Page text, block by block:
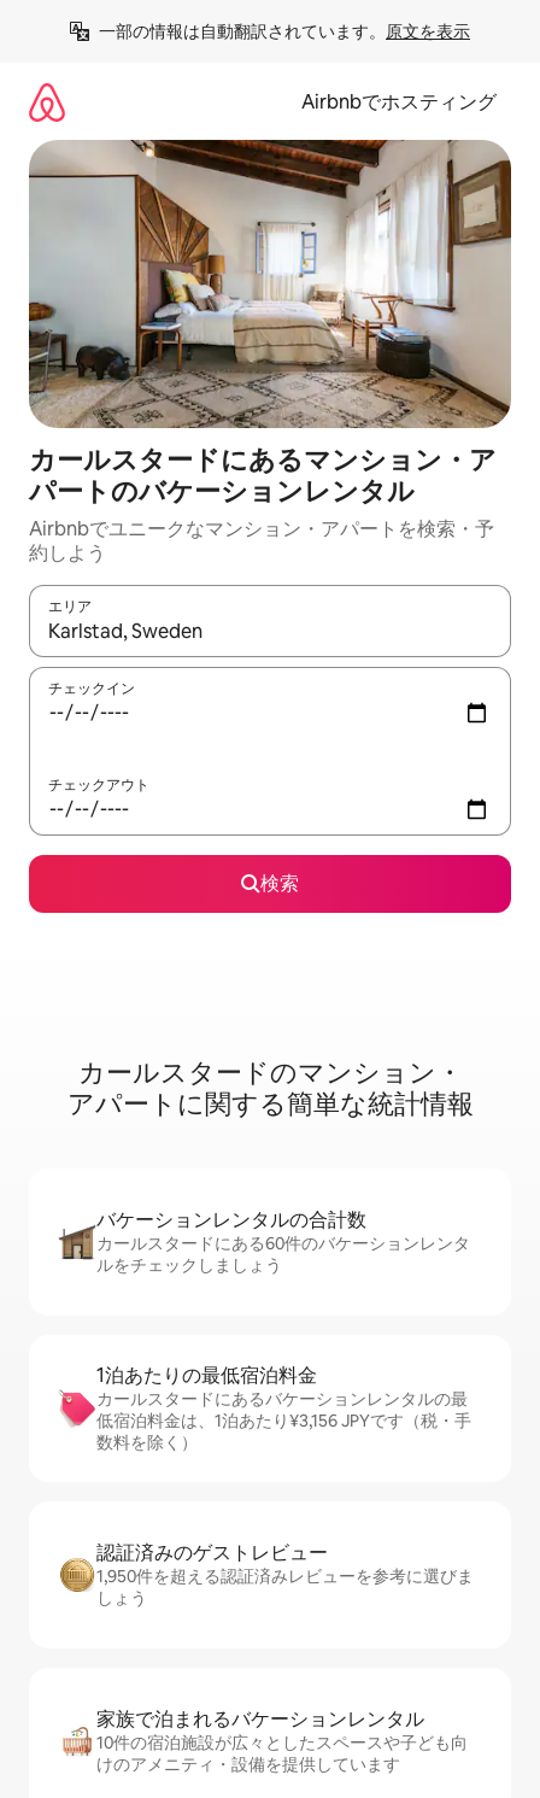
一部の情報は自動翻訳されています。 原文を表示
Airbnbでホスティング
カールスタードにあるマンション・ア
パートのバケーションレンタル
Airbnbでユニークなマンション・アパートを検索・予
約しよう
エリア
検索結果が表示されたら、上下の矢印キーを使って移動するか
チェックイン
チェックアウト
検索
カールスタードのマ⁠ン⁠シ⁠ョ⁠ン・
ア⁠パ⁠ー⁠ト⁠に関⁠す⁠る簡⁠単⁠な統⁠計⁠情⁠報
バケーションレ⁠ン⁠タ⁠ル⁠の合⁠計⁠数
カールスタードにある60件のバケーションレンタ
ルをチェックしましょう
1泊あたりの最⁠低⁠宿⁠泊⁠料⁠金
カールスタードにあるバケーションレンタルの最
低宿泊料金は、1泊あたり¥3,156 JPYです（税・手
数料を除く）
認証済みのゲ⁠ス⁠ト⁠レ⁠ビ⁠ュ⁠ー
1,950件を超える認証済みレビューを参考に選びま
しょう
家族で泊まれるバ⁠ケ⁠ー⁠シ⁠ョ⁠ンレ⁠ン⁠タ⁠ル
10件の宿泊施設が広々としたスペースや子ども向
けのアメニティ・設備を提供しています